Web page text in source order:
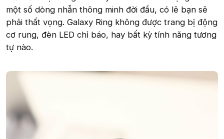
một số dòng nhẫn thông minh đời đầu, có lẽ bạn sẽ
phải thất vọng. Galaxy Ring không được trang bị động
cơ rung, đèn LED chỉ báo, hay bất kỳ tính năng tương
tự nào.